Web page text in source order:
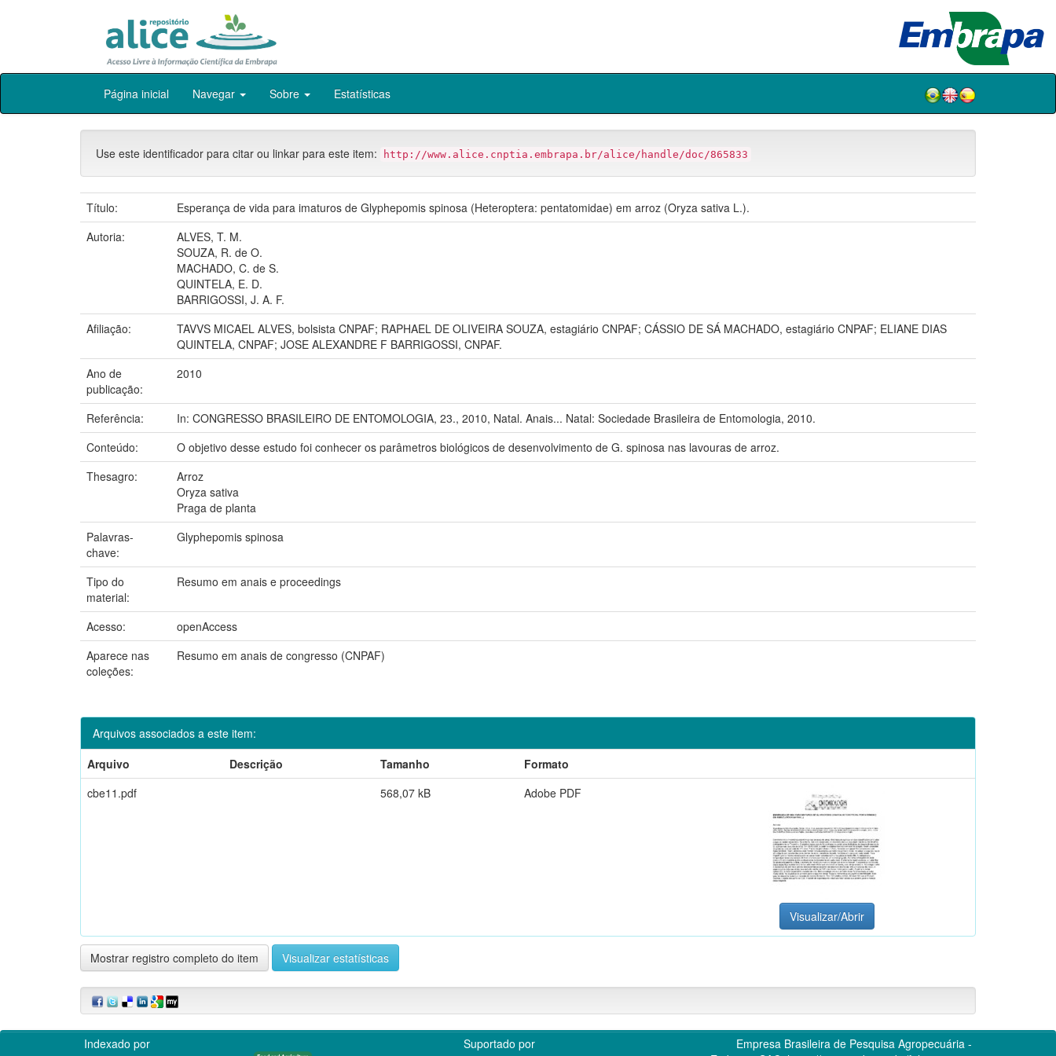
Skip
Página inicial Navegar Sobre Estatísticas
Use este identificador para citar ou linkar para este item: http://www.alice.cnptia.embrapa.br/alice/handle/doc/865833
Título:
Esperança de vida para imaturos de Glyphepomis spinosa (Heteroptera: pentatomidae) em arroz (Oryza sativa L.).
Autoria:
ALVES, T. M.
SOUZA, R. de O.
MACHADO, C. de S.
QUINTELA, E. D.
BARRIGOSSI, J. A. F.
Afiliação:
TAVVS MICAEL ALVES, bolsista CNPAF; RAPHAEL DE OLIVEIRA SOUZA, estagiário CNPAF; CÁSSIO DE SÁ MACHADO, estagiário CNPAF; ELIANE DIAS
QUINTELA, CNPAF; JOSE ALEXANDRE F BARRIGOSSI, CNPAF.
Ano de
publicação:
2010
Referência:
In: CONGRESSO BRASILEIRO DE ENTOMOLOGIA, 23., 2010, Natal. Anais... Natal: Sociedade Brasileira de Entomologia, 2010.
Conteúdo:
O objetivo desse estudo foi conhecer os parâmetros biológicos de desenvolvimento de G. spinosa nas lavouras de arroz.
Thesagro:
Arroz
Oryza sativa
Praga de planta
Palavras-
chave:
Glyphepomis spinosa
Tipo do
material:
Resumo em anais e proceedings
Acesso:
openAccess
Aparece nas
coleções:
Resumo em anais de congresso (CNPAF)
Arquivos associados a este item:
Arquivo
Descrição Tamanho
Formato
cbe11.pdf
568,07 kB Adobe PDF
Visualizar/Abrir
Mostrar registro completo do item Visualizar estatísticas
Indexado por Suportado por
Empresa Brasileira de Pesquisa Agropecuária -